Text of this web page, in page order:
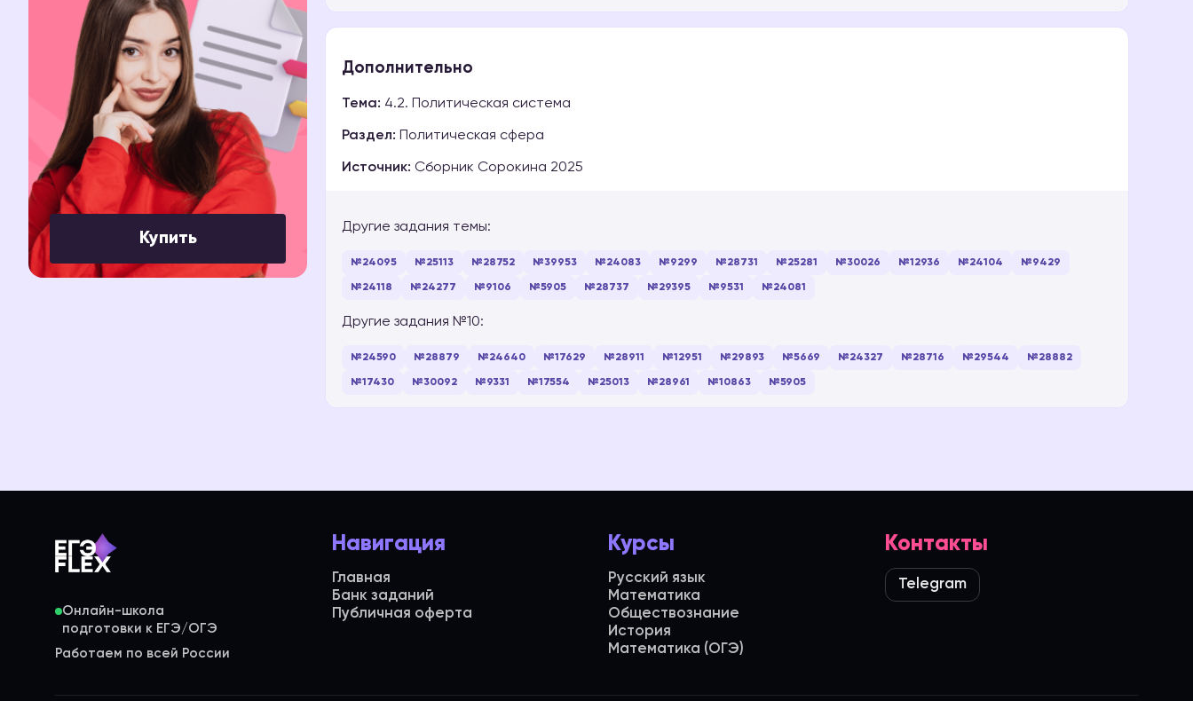
Дополнительно
Тема: 4.2. Политическая система
Раздел: Политическая сфера
Источник: Сборник Сорокина 2025
Другие задания темы:
№24095 №25113 №28752 №39953 №24083 №9299 №28731 №25281 №30026 №12936 №24104 №9429
№24118 №24277 №9106 №5905 №28737 №29395 №9531 №24081
Другие задания №10:
№24590 №28879 №24640 №17629 №28911 №12951 №29893 №5669 №24327 №28716 №29544 №28882
№17430 №30092 №9331 №17554 №25013 №28961 №10863 №5905
Купить
Онлайн-школа
Работаем по всей России
Навигация
Главная
Банк заданий
Публичная оферта
Курсы
Русский язык
Математика
Обществознание
История
Математика (ОГЭ)
Контакты
Telegram